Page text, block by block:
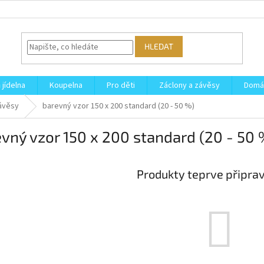
HLEDAT
jídelna Koupelna Pro děti Záclony a závěsy
barevný vzor 150 x 200 standard (20 - 50 %)
vzor 150 x 200 standard (20 - 50
Produkty teprve